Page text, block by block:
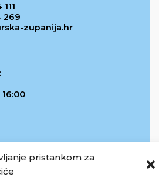
pristankom za
269
zupanija.hr
16:00